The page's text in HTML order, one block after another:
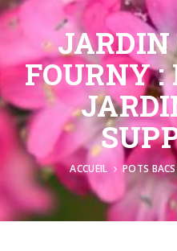
JARDIN
FOURNY :
ACCUEIL POTS